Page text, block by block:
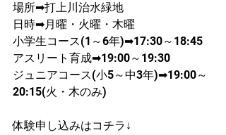
​場所➡打上川治水緑地
日時➡月曜・火曜・木曜
​小学生コース(1～6年)➡17:30～18:45
​アスリート育成➡19:00～19:30
ジュニアコース(小5～中3年)➡19:00～
20:15(火・木のみ)
体験申し込みはコチラ↓